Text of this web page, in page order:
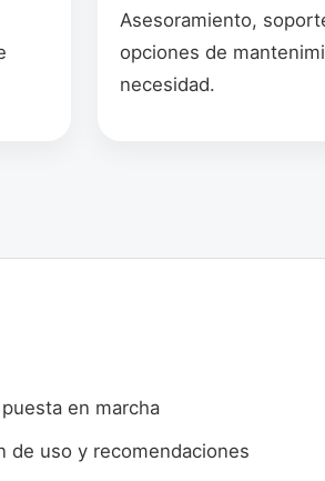
Asesoramiento,
opciones de
necesidad.
en marcha
de uso y recomendaciones